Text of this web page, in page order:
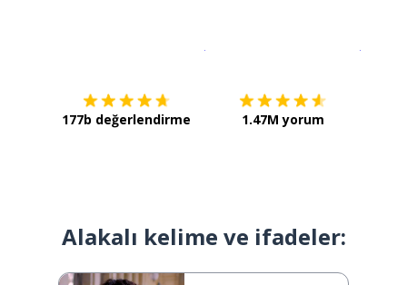
177b değerlendirme 1.47M yorum
Alakalı kelime ve ifadeler: